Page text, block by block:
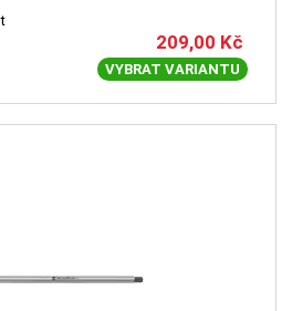
209,00 Kč
VYBRAT VARIANTU